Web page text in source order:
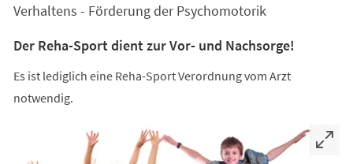
Verhaltens - Förderung der Psychomotorik
Der Reha-Sport dient zur Vor- und Nachsorge!
Es ist lediglich eine Reha-Sport Verordnung vom Arzt
notwendig.